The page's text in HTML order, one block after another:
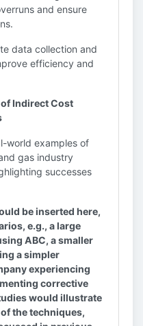
and ensure
data collection and
efficiency and
Indirect Cost
world examples of
gas industry
successes
be inserted here,
e.g., a large
ABC, a smaller
a simpler
experiencing
corrective
would illustrate
the techniques,